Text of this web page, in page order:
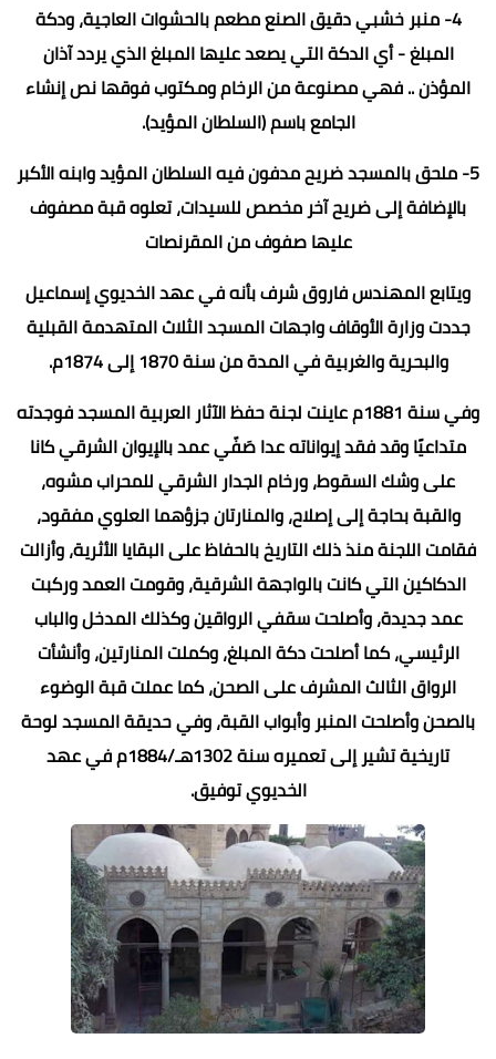
4- منبر خشبي دقيق الصنع مطعم بالحشوات العاجية، ودكة
المبلغ - أي الدكة التي يصعد عليها المبلغ الذي يردد آذان
المؤذن .. فهي مصنوعة من الرخام ومكتوب فوقها نص إنشاء
الجامع باسم (السلطان المؤيد).
5- ملحق بالمسجد ضريح مدفون فيه السلطان المؤيد وابنه الأكبر
بالإضافة إلى ضريح آخر مخصص للسيدات، تعلوه قبة مصفوف
عليها صفوف من المقرنصات
ويتابع المهندس فاروق شرف بأنه في عهد الخديوي إسماعيل
جددت وزارة الأوقاف واجهات المسجد الثلاث المتهدمة القبلية
والبحرية والغربية في المدة من سنة 1870 إلى 1874م.
وفي سنة 1881م عاينت لجنة حفظ الآثار العربية المسجد فوجدته
متداعيًا وقد فقد إيواناته عدا صَفّي عمد بالإيوان الشرقي كانا
على وشك السقوط، ورخام الجدار الشرقي للمحراب مشوه،
والقبة بحاجة إلى إصلاح، والمنارتان جزؤهما العلوي مفقود،
فقامت اللجنة منذ ذلك التاريخ بالحفاظ على البقايا الأثرية، وأزالت
الدكاكين التي كانت بالواجهة الشرقية، وقومت العمد وركبت
عمد جديدة، وأصلحت سقفي الرواقين وكذلك المدخل والباب
الرئيسي، كما أصلحت دكة المبلغ، وكملت المنارتين، وأنشأت
الرواق الثالث المشرف على الصحن، كما عملت قبة الوضوء
بالصحن وأصلحت المنبر وأبواب القبة، وفي حديقة المسجد لوحة
تاريخية تشير إلى تعميره سنة 1302هـ/1884م في عهد
الخديوي توفيق.